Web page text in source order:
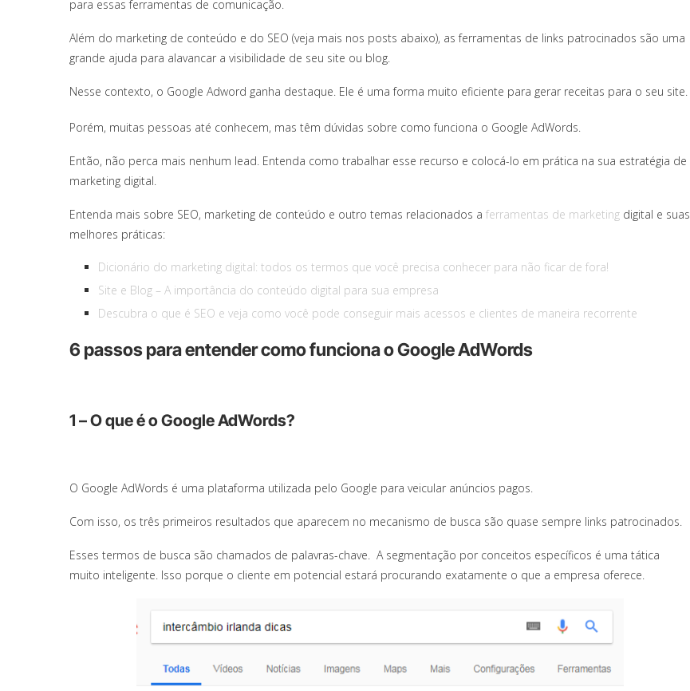
para essas ferramentas de comunicação.
Além do marketing de conteúdo e do SEO (veja mais nos posts abaixo), as ferramentas de links patrocinados são uma
grande ajuda para alavancar a visibilidade de seu site ou blog.
Nesse contexto, o Google Adword ganha destaque. Ele é uma forma muito eficiente para gerar receitas para o seu site.
Porém, muitas pessoas até conhecem, mas têm dúvidas sobre como funciona o Google AdWords.
Então, não perca mais nenhum lead. Entenda como trabalhar esse recurso e colocá-lo em prática na sua estratégia de
marketing digital.
Entenda mais sobre SEO, marketing de conteúdo e outro temas relacionados a ferramentas de marketing digital e suas
melhores práticas:
Dicionário do marketing digital: todos os termos que você precisa conhecer para não ficar de fora!
Site e Blog – A importância do conteúdo digital para sua empresa
Descubra o que é SEO e veja como você pode conseguir mais acessos e clientes de maneira recorrente
6 passos para entender como funciona o Google AdWords
1 – O que é o Google AdWords?
O Google AdWords é uma plataforma utilizada pelo Google para veicular anúncios pagos.
Com isso, os três primeiros resultados que aparecem no mecanismo de busca são quase sempre links patrocinados.
Esses termos de busca são chamados de palavras-chave. A segmentação por conceitos específicos é uma tática
muito inteligente. Isso porque o cliente em potencial estará procurando exatamente o que a empresa oferece.